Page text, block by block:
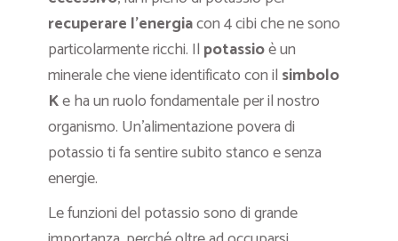
recuperare l’energiacon 4 cibi che ne sono
particolarmente ricchi. Il potassioè un
minerale che viene identificato con il simbolo
Ke ha un ruolo fondamentale per il nostro
organismo. Un’alimentazione povera di
potassio ti fa sentire subito stanco e senza
energie.
Le funzioni del potassio sono di grande